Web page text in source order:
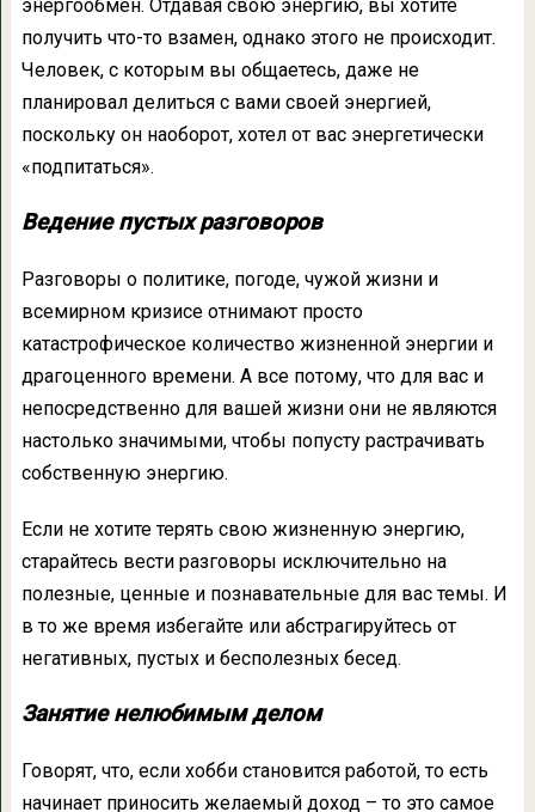
энергообмен. Отдавая свою энергию, вы хотите
получить что-то взамен, однако этого не происходит.
Человек, с которым вы общаетесь, даже не
планировал делиться с вами своей энергией,
поскольку он наоборот, хотел от вас энергетически
«подпитаться».
Ведение пустых разговоров
Разговоры о политике, погоде, чужой жизни и
всемирном кризисе отнимают просто
катастрофическое количество жизненной энергии и
драгоценного времени. А все потому, что для вас и
непосредственно для вашей жизни они не являются
настолько значимыми, чтобы попусту растрачивать
собственную энергию.
Если не хотите терять свою жизненную энергию,
старайтесь вести разговоры исключительно на
полезные, ценные и познавательные для вас темы. И
в то же время избегайте или абстрагируйтесь от
негативных, пустых и бесполезных бесед.
Занятие нелюбимым делом
Говорят, что, если хобби становится работой, то есть
начинает приносить желаемый доход – то это самое